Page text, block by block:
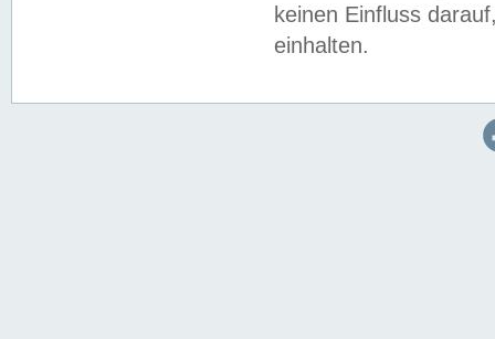
keinen Einfluss
einhalten.